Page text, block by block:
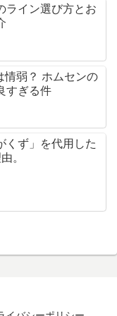
ライン選び方とお
情弱？ ホムセンの
すぎる件
くず」を代用した
。